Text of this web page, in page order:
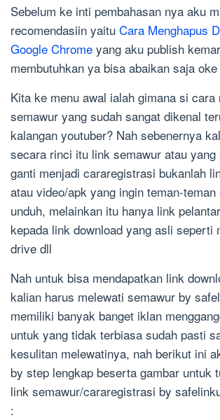
Sebelum ke inti pembahasan nya aku
recomendasiin yaitu Cara Menghapus
Google Chrome yang aku publish
membutuhkan ya bisa abaikan saja oke
Kita ke menu awal ialah gimana si
semawur yang sudah sangat dikenal
kalangan youtuber? Nah sebenernya
secara rinci itu link semawur atau yang
ganti menjadi cararegistrasi bukanlah
atau video/apk yang ingin teman-
unduh, melainkan itu hanya link
kepada link download yang asli seperti
drive dll
Nah untuk bisa mendapatkan link
kalian harus melewati semawur by
memiliki banyak banget iklan
untuk yang tidak terbiasa sudah pasti
kesulitan melewatinya, nah berikut ini
by step lengkap beserta gambar untuk
link semawur/cararegistrasi by
: